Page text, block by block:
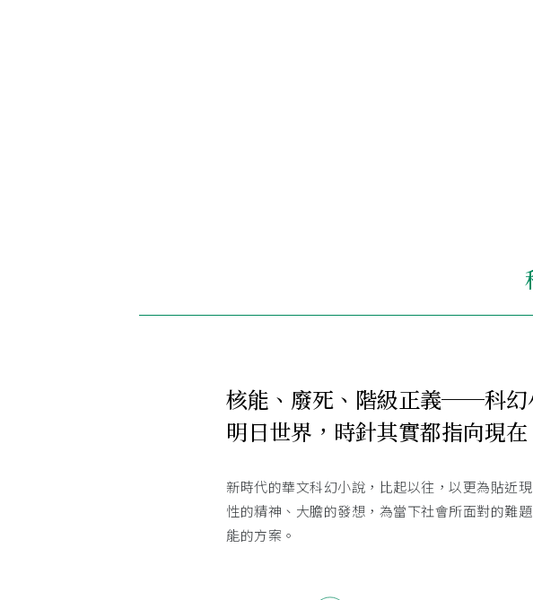
核能、廢死、階級正義──科幻
明日世界，時針其實都指向現在
新時代的華文科幻小說，比起以往，以更為貼近
性的精神、大膽的發想，為當下社會所面對的難
能的方案。